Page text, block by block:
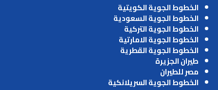
الخطوط الجوية الكويتية
الخطوط الجوية السعودية
الخطوط الجوية التركية
الخطوط الجوية الامارتية
الخطوط الجوية القطرية
طيران الجزيرة
مصر للطيران
الخطوط الجوية السريلانكية